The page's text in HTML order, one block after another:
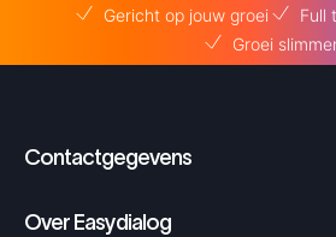
Gericht op jouw groei
Full
Groei
Contactgegevens
Over Easydialog